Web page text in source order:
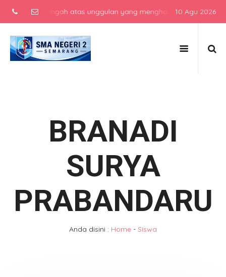
menengah atas unggulan yang menghasilkan lulusan
10 Agu 2026
BRANADI
SURYA
PRABANDARU
Anda disini : Home - Siswa